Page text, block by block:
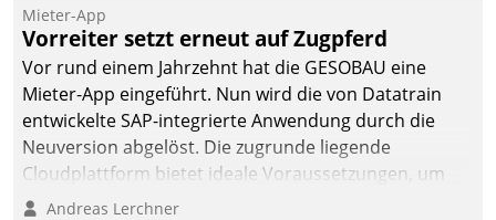
Mieter-App
Vorreiter setzt erneut auf Zugpferd
Vor rund einem Jahrzehnt hat die GESOBAU eine
Mieter-App eingeführt. Nun wird die von Datatrain
entwickelte SAP-integrierte Anwendung durch die
Neuversion abgelöst. Die zugrunde liegende
Cloudplattform bietet ideale Voraussetzungen, um
die Funktionalität der App zu erweitern und weitere
Andreas Lerchner